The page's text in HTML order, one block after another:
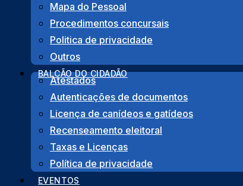
Mapa do Pessoal
Procedimentos concursais
Politica de privacidade
Outros
BALCÃO DO CIDADÃO
Atestados
Autenticações de documentos
Licença de canídeos e gatídeos
Recenseamento eleitoral
Taxas e Licenças
Política de privacidade
EVENTOS
Morada
Rua das Juntas de Freguesia, Lote 12 – R/C
8600-706 Lagos
Fale connosco
282 763 827(Chamadas para a rede fixa nacional)